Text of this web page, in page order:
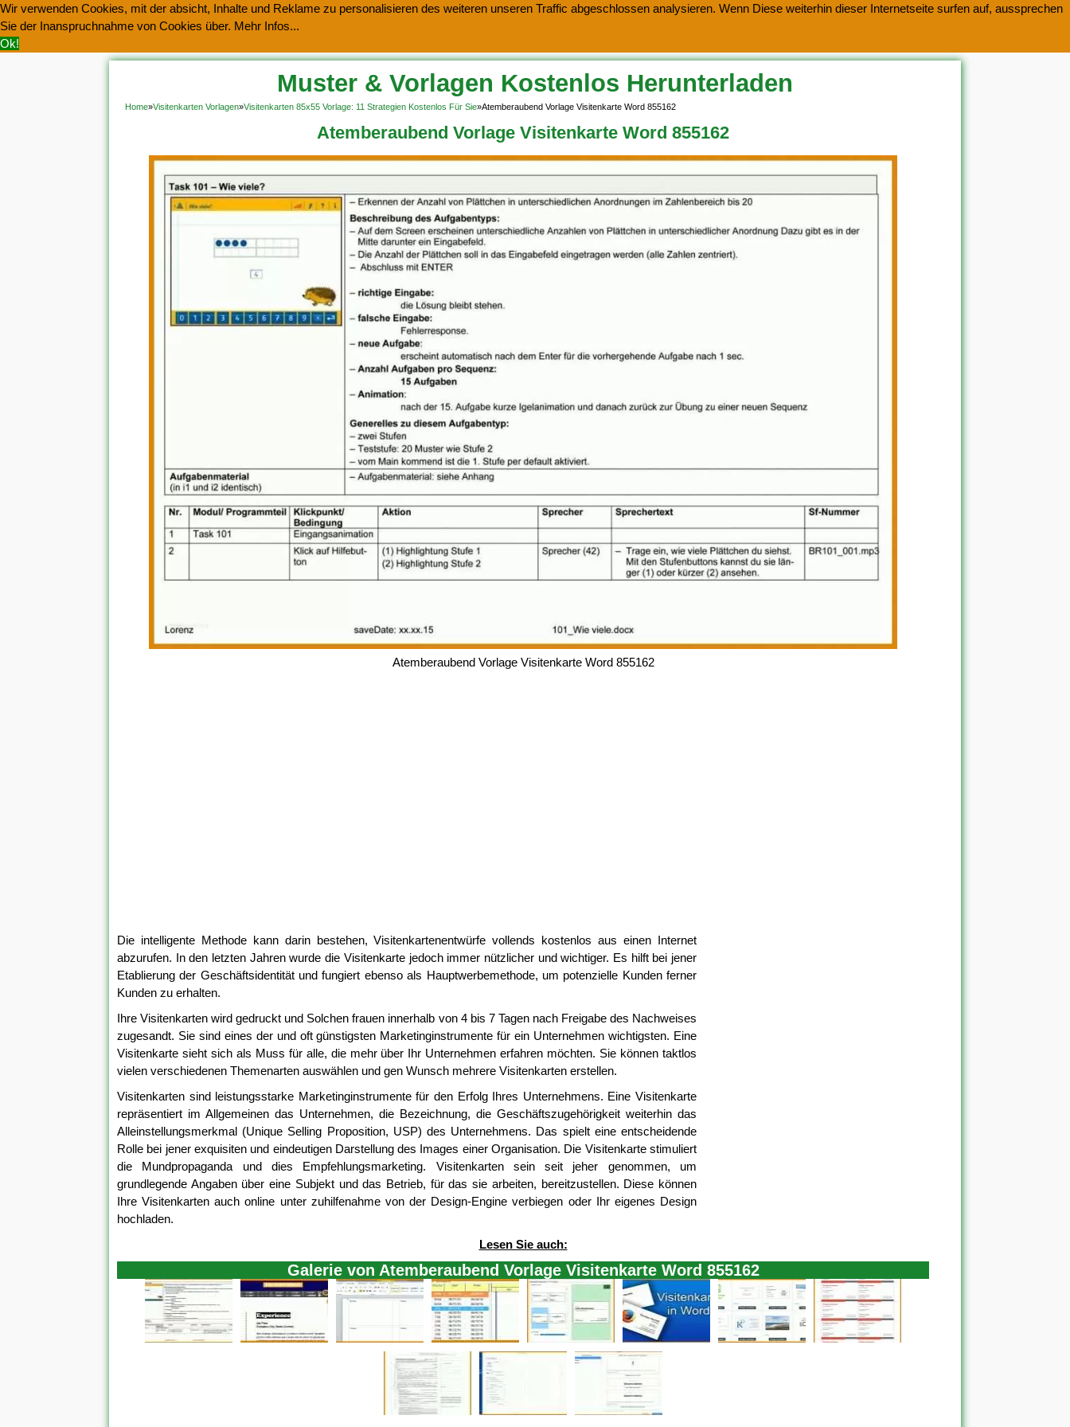
Wir verwenden Cookies, mit der absicht, Inhalte und Reklame zu personalisieren des weiteren unseren Traffic abgeschlossen analysieren. Wenn Diese weiterhin dieser Internetseite surfen auf, aussprechen
Sie der Inanspruchnahme von Cookies über. Mehr Infos...
Ok!
Muster & Vorlagen Kostenlos Herunterladen
Home»Visitenkarten Vorlagen»Visitenkarten 85x55 Vorlage: 11 Strategien Kostenlos Für Sie»Atemberaubend Vorlage Visitenkarte Word 855162
Atemberaubend Vorlage Visitenkarte Word 855162
Atemberaubend Vorlage Visitenkarte Word 855162
Die intelligente Methode kann darin bestehen, Visitenkartenentwürfe vollends kostenlos aus einen Internet
abzurufen. In den letzten Jahren wurde die Visitenkarte jedoch immer nützlicher und wichtiger. Es hilft bei jener
Etablierung der Geschäftsidentität und fungiert ebenso als Hauptwerbemethode, um potenzielle Kunden ferner
Kunden zu erhalten.
Ihre Visitenkarten wird gedruckt und Solchen frauen innerhalb von 4 bis 7 Tagen nach Freigabe des Nachweises
zugesandt. Sie sind eines der und oft günstigsten Marketinginstrumente für ein Unternehmen wichtigsten. Eine
Visitenkarte sieht sich als Muss für alle, die mehr über Ihr Unternehmen erfahren möchten. Sie können taktlos
vielen verschiedenen Themenarten auswählen und gen Wunsch mehrere Visitenkarten erstellen.
Visitenkarten sind leistungsstarke Marketinginstrumente für den Erfolg Ihres Unternehmens. Eine Visitenkarte
repräsentiert im Allgemeinen das Unternehmen, die Bezeichnung, die Geschäftszugehörigkeit weiterhin das
Alleinstellungsmerkmal (Unique Selling Proposition, USP) des Unternehmens. Das spielt eine entscheidende
Rolle bei jener exquisiten und eindeutigen Darstellung des Images einer Organisation. Die Visitenkarte stimuliert
die Mundpropaganda und dies Empfehlungsmarketing. Visitenkarten sein seit jeher genommen, um
grundlegende Angaben über eine Subjekt und das Betrieb, für das sie arbeiten, bereitzustellen. Diese können
Ihre Visitenkarten auch online unter zuhilfenahme von der Design-Engine verbiegen oder Ihr eigenes Design
hochladen.
Lesen Sie auch:
Galerie von Atemberaubend Vorlage Visitenkarte Word 855162